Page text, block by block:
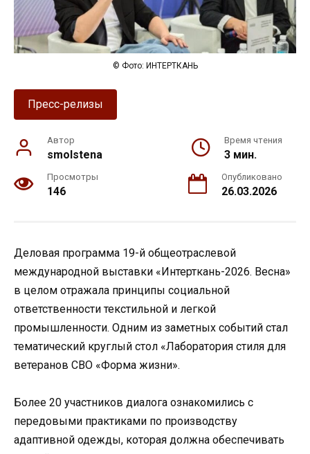
© Фото: ИНТЕРТКАНЬ
Пресс-релизы
Автор
smolstena
Время чтения
3 мин.
Просмотры
146
Опубликовано
26.03.2026
Деловая программа 19-й общеотраслевой
международной выставки «Интерткань-2026. Весна»
в целом отражала принципы социальной
ответственности текстильной и легкой
промышленности. Одним из заметных событий стал
тематический круглый стол «Лаборатория стиля для
ветеранов СВО «Форма жизни».
Более 20 участников диалога ознакомились с
передовыми практиками по производству
адаптивной одежды, которая должна обеспечивать